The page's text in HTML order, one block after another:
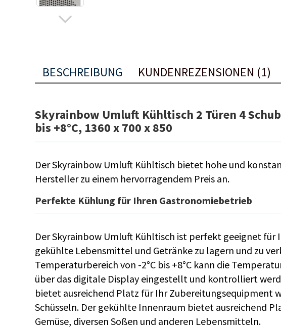
BESCHREIBUNG KUNDENREZENSIONEN (1)
Skyrainbow Umluft Kühltisch 2 Türen 4
bis +8°C, 1360 x 700 x 850
Der Skyrainbow Umluft Kühltisch bietet hohe und
Hersteller zu einem hervorragendem Preis an.
Perfekte Kühlung für Ihren Gastronomiebetrieb
Der Skyrainbow Umluft Kühltisch ist perfekt geeignet für
gekühlte Lebensmittel und Getränke zu lagern und zu
Temperaturbereich von -2°C bis +8°C kann die
über das digitale Display eingestellt und kontrolliert
bietet ausreichend Platz für Ihr Zubereitungsequipment
Schüsseln. Der gekühlte Innenraum bietet ausreichend
Gemüse, diversen Soßen und anderen Lebensmitteln.